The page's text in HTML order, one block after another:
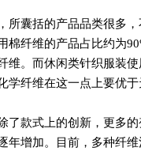
囊括的产品品类很多，
棉纤维的产品占比约为
维。而休闲类针织服装
学纤维在这一点上要优
款式上的创新，更多的
年增加。目前，多种纤